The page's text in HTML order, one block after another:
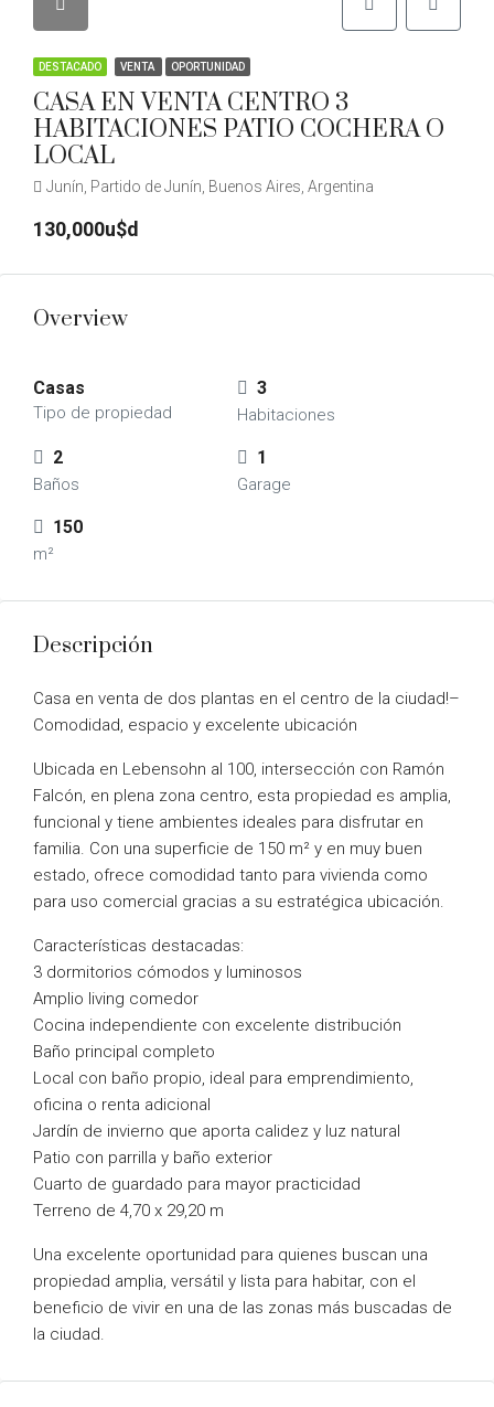
DESTACADO VENTA OPORTUNIDAD
CASA EN VENTA CENTRO 3
HABITACIONES PATIO COCHERA O
LOCAL
Junín, Partido de Junín, Buenos Aires, Argentina
130,000u$d
Overview
Casas
Tipo de propiedad
3
Habitaciones
2
Baños
1
Garage
150
m²
Descripción
Casa en venta de dos plantas en el centro de la ciudad!–
Comodidad, espacio y excelente ubicación
Ubicada en Lebensohn al 100, intersección con Ramón
Falcón, en plena zona centro, esta propiedad es amplia,
funcional y tiene ambientes ideales para disfrutar en
familia. Con una superficie de 150 m² y en muy buen
estado, ofrece comodidad tanto para vivienda como
para uso comercial gracias a su estratégica ubicación.
Características destacadas:
3 dormitorios cómodos y luminosos
Amplio living comedor
Cocina independiente con excelente distribución
Baño principal completo
Local con baño propio, ideal para emprendimiento,
oficina o renta adicional
Jardín de invierno que aporta calidez y luz natural
Patio con parrilla y baño exterior
Cuarto de guardado para mayor practicidad
Terreno de 4,70 x 29,20 m
Una excelente oportunidad para quienes buscan una
propiedad amplia, versátil y lista para habitar, con el
beneficio de vivir en una de las zonas más buscadas de
la ciudad.